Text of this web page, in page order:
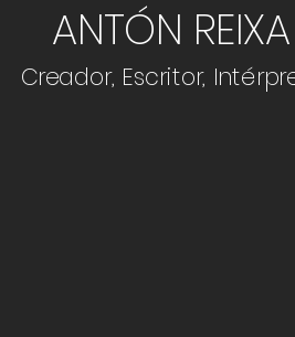
ANTÓN REIXA
Creador, Escritor,